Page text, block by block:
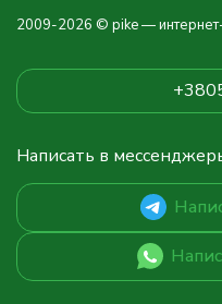
2009-2026 © pike —
Написать в